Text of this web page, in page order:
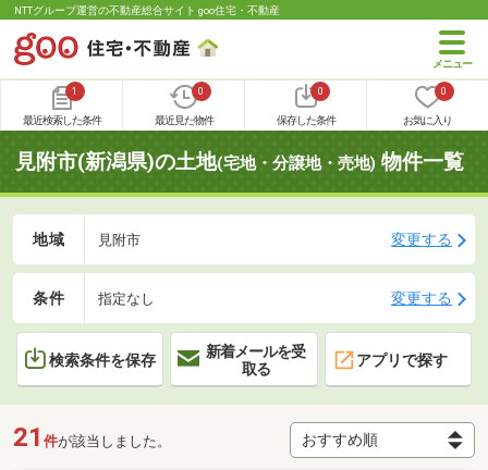
NTTグループ運営の不動産総合サイト goo住宅・不動産
1
最近検索した条件
0
最近見た物件
0
保存した条件
0
お気に入り
見附市(新潟県)の土地(宅地・分譲地・売地) 物件一覧
地域 見附市 変更する
条件 指定なし 変更する
検索条件を保存
新着メールを受
取る
アプリで探す
21 件が該当しました。